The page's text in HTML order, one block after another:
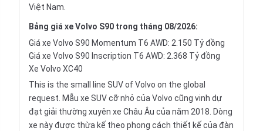
Việt Nam.
Bảng giá xe Volvo S90 trong tháng 08/2026:
Giá xe Volvo S90 Momentum T6 AWD: 2.150 Tỷ đồng
Giá xe Volvo S90 Inscription T6 AWD: 2.368 Tỷ đồng
Xe Volvo XC40
This is the small line SUV of Volvo on the global
request. Mẫu xe SUV cỡ nhỏ của Volvo cũng vinh dự
đạt giải thường xuyên xe Châu Âu của năm 2018. Dòng
xe này được thừa kế theo phong cách thiết kế của đàn